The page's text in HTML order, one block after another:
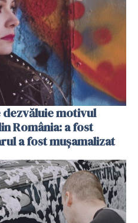
dezvăluie motivul
România: a fost
a fost mușamalizat